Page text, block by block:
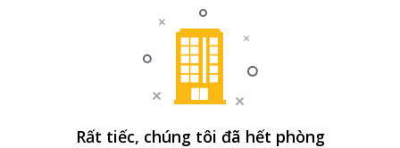
Rất tiếc, chúng tôi đã hết phòng